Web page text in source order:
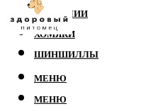
РЕПТИЛИИ
ХОМЯКИ
ШИНШИЛЛЫ
МЕНЮ
МЕНЮ